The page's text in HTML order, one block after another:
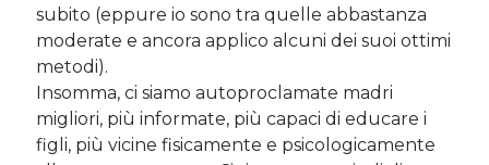
Twitter Feed
Tweet di MichelaCalculli
subito (eppure io sono tra quelle abbastanza
moderate e ancora applico alcuni dei suoi ottimi
metodi).
Insomma, ci siamo autoproclamate madri
migliori, più informate, più capaci di educare i
figli, più vicine fisicamente e psicologicamente